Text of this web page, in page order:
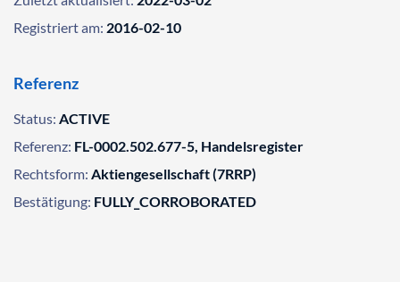
Registriert am: 2016-02-10
Referenz
Status: ACTIVE
Referenz: FL-0002.502.677-5, Handelsregister
Rechtsform: Aktiengesellschaft (7RRP)
Bestätigung: FULLY_CORROBORATED